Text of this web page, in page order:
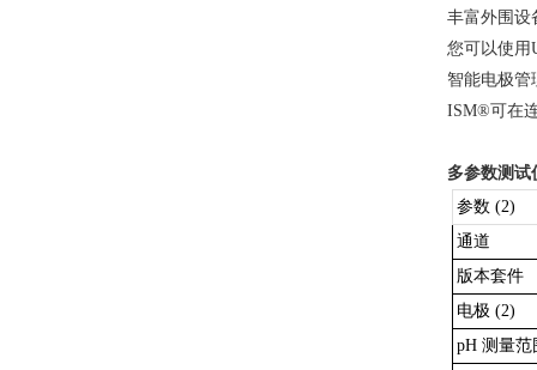
丰富外围设
您可以使用
智能电极管
ISM®可在
多参数测试
参数 (2)
通道
版本套件
电极 (2)
pH 测量范